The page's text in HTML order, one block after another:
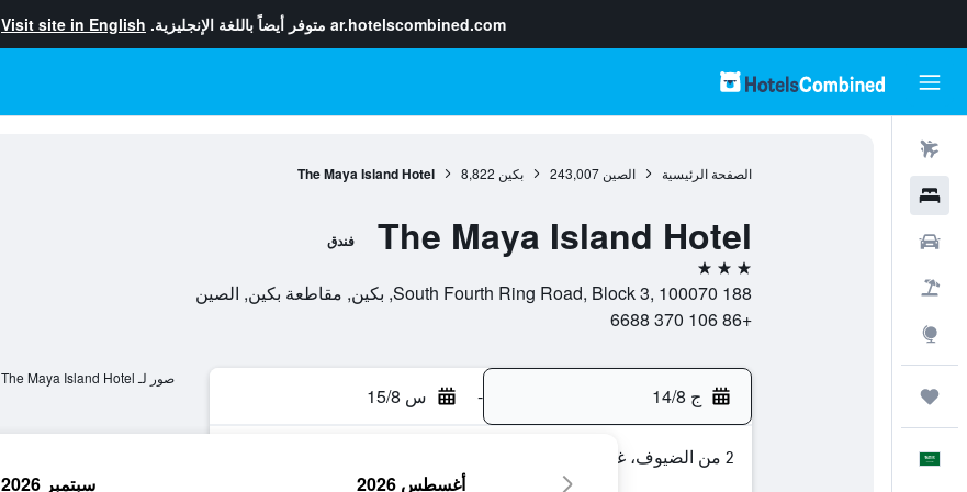
ar.hotelscombined.com متوفر أيضاً باللغة الإنجليزية. Visit site in English
الصفحة الرئيسية الصين 243,007 بكين 8,822
The Maya Island Hotel
The Maya Island Hotel فندق
3 نجوم
188 South Fourth Ring Road, Block 3, 100070, بكين, مقاطعة بكين, الصين
+86 106 370 6688
ج 14/8 - س 15/8
2 من الضيوف، غرفة واحدة
صور لـ The Maya Island Hotel
أغسطس 2026 سبتمبر 2026